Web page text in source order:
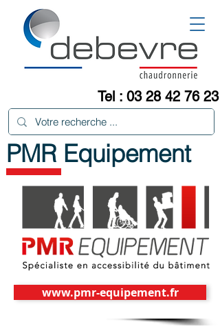
Tel : 03 28 42 76 23
PMR Equipement
www.pmr-equipement.fr